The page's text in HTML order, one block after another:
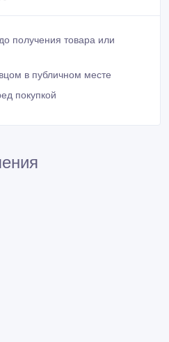
получения товара или
в публичном месте
покупкой